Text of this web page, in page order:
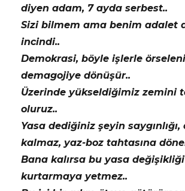
diyen adam, 7 ayda serbest..
Sizi bilmem ama benim adalet
incindi..
Demokrasi, böyle işlerle
demagojiye dönüşür..
Üzerinde yükseldiğimiz zemini
oluruz..
Yasa dediğiniz şeyin saygınlığı,
kalmaz, yaz-boz tahtasına
Bana kalırsa bu yasa değişikliği
kurtarmaya yetmez..